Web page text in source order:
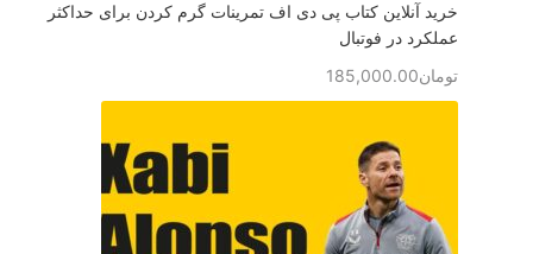
خرید آنلاین کتاب پی دی اف تمرینات گرم کردن برای حداکثر
عملکرد در فوتبال
تومان185,000.00